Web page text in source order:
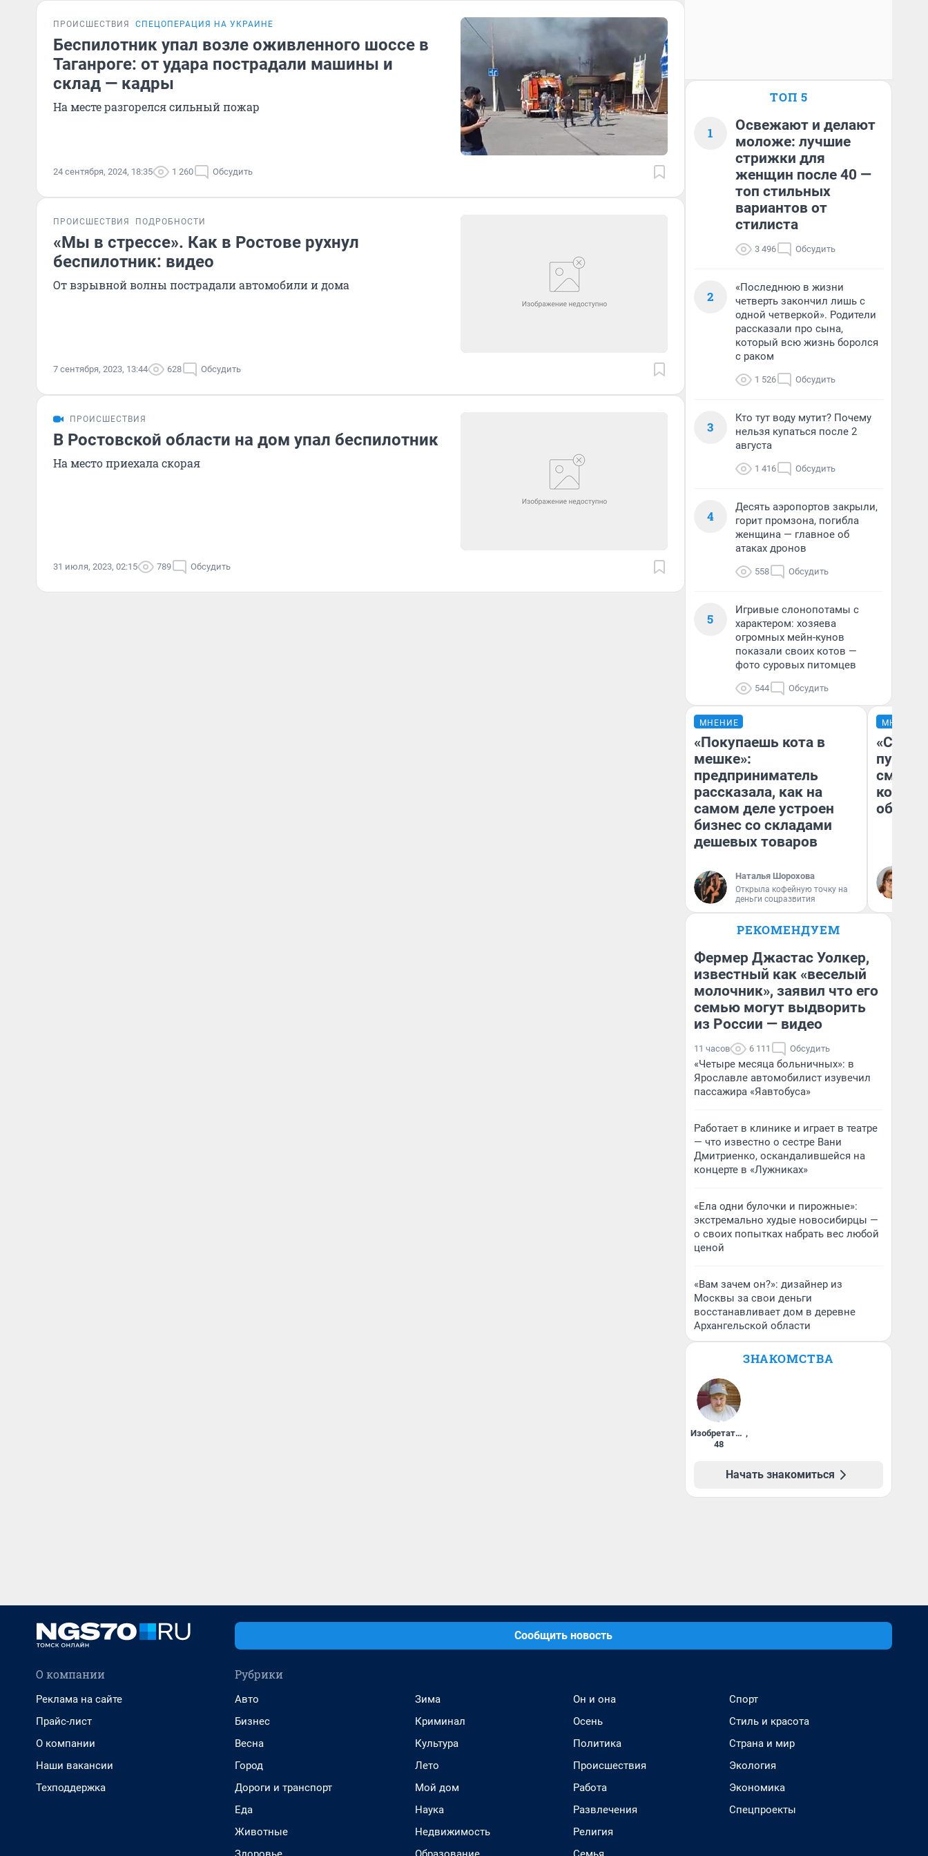
ПРОИСШЕСТВИЯ СПЕЦОПЕРАЦИЯ НА УКРАИНЕ
Беспилотник упал возле оживленного шоссе в
Таганроге: от удара пострадали машины и
склад — кадры
На месте разгорелся сильный пожар
24 сентября, 2024, 18:35 1 260 Обсудить
ПРОИСШЕСТВИЯ ПОДРОБНОСТИ
«Мы в стрессе». Как в Ростове рухнул
беспилотник: видео
От взрывной волны пострадали автомобили и дома
7 сентября, 2023, 13:44 628 Обсудить
ПРОИСШЕСТВИЯ
В Ростовской области на дом упал беспилотник
На место приехала скорая
31 июля, 2023, 02:15 789 Обсудить
ТОП 5
1
Освежают и делают
моложе: лучшие
стрижки для
женщин после 40 —
топ стильных
вариантов от
стилиста
3 496 Обсудить
2
«Последнюю в жизни
четверть закончил лишь с
одной четверкой». Родители
рассказали про сына,
который всю жизнь боролся
с раком
1 526 Обсудить
3
Кто тут воду мутит? Почему
нельзя купаться после 2
августа
1 416 Обсудить
4
Десять аэропортов закрыли,
горит промзона, погибла
женщина — главное об
атаках дронов
558 Обсудить
5
Игривые слонопотамы с
характером: хозяева
огромных мейн-кунов
показали своих котов —
фото суровых питомцев
544 Обсудить
МНЕНИЕ
«Покупаешь кота в
мешке»:
предприниматель
рассказала, как на
самом деле устроен
бизнес со складами
дешевых товаров
Наталья Шорохова
Открыла кофейную точку на
деньги соцразвития
МНЕНИЕ
РЕКОМЕНДУЕМ
Фермер Джастас Уолкер,
известный как «веселый
молочник», заявил что его
семью могут выдворить
из России — видео
11 часов 6 111 Обсудить
«Четыре месяца больничных»: в
Ярославле автомобилист изувечил
пассажира «Яавтобуса»
Работает в клинике и играет в театре
— что известно о сестре Вани
Дмитриенко, оскандалившейся на
концерте в «Лужниках»
«Ела одни булочки и пирожные»:
экстремально худые новосибирцы —
о своих попытках набрать вес любой
ценой
«Вам зачем он?»: дизайнер из
Москвы за свои деньги
восстанавливает дом в деревне
Архангельской области
ЗНАКОМСТВА
Изобретатель ,
48
Начать знакомиться
Сообщить новость
О компании
Реклама на сайте
Прайс-лист
О компании
Наши вакансии
Техподдержка
Рубрики
Авто
Бизнес
Весна
Город
Дороги и транспорт
Еда
Животные
Зима
Криминал
Культура
Лето
Мой дом
Наука
Недвижимость
Он и она
Осень
Политика
Происшествия
Работа
Развлечения
Религия
Спорт
Стиль и красота
Страна и мир
Экология
Экономика
Спецпроекты